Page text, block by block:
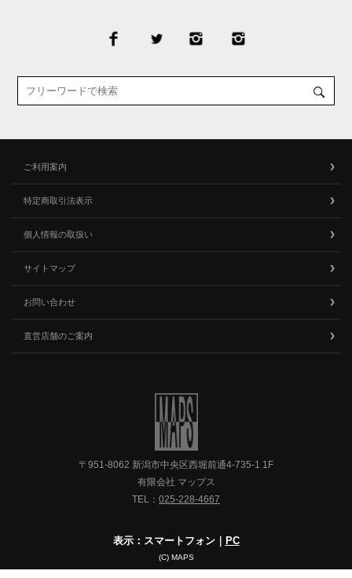
ご利用案内
特定商取引法表示
個人情報の取扱い
サイトマップ
お問い合わせ
直営店舗のご案内
〒951-8062 新潟市中央区西堀前通4-735-1 1F
有限会社 マップス
TEL： 025-228-4667
表示：スマートフォン｜ PC
(C) MAPS